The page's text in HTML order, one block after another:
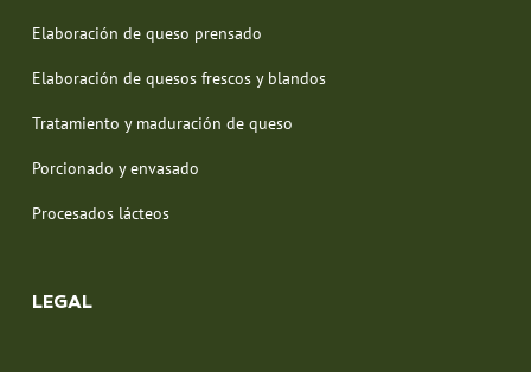
Elaboración de queso prensado
Elaboración de quesos frescos y blandos
Tratamiento y maduración de queso
Porcionado y envasado
Procesados lácteos
LEGAL